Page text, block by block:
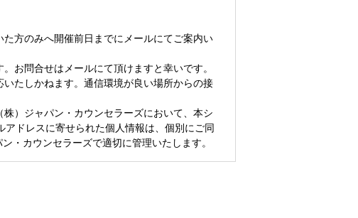
方のみへ開催前日までにメールにてご案内い
お問合せはメールにて頂けますと幸いです。
たしかねます。通信環境が良い場所からの接
）ジャパン・カウンセラーズにおいて、本シ
ドレスに寄せられた個人情報は、個別にご同
・カウンセラーズで適切に管理いたします。